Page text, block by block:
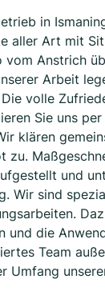
in
aller Art mit
Anstrich
Arbeit
volle
Sie uns
klären
zu.
und
Wir sind
und die
Team
Umfang